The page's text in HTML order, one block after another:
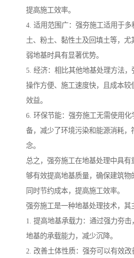
提高施工效率。
4. 适用范围广：强夯施工适用于
土、粉土、黏性土及回填土等，尤
弱地基时具有显著优势。
5. 经济：相比其他地基处理方法，
操作方便、施工速度快，且成本较
效益。
6. 环保节能：强夯施工无需使用
备，减少了环境污染和能源消耗，
念。
总之，强夯施工在地基处理中具有
够有效提高地基质量，确保建筑物
同时节约成本，提高施工效率。
强夯施工是一种地基处理技术，其
1. 提高地基承载力：通过强力夯
地基的承载能力，减少沉降。
2. 改善土体性质：强夯可以有效